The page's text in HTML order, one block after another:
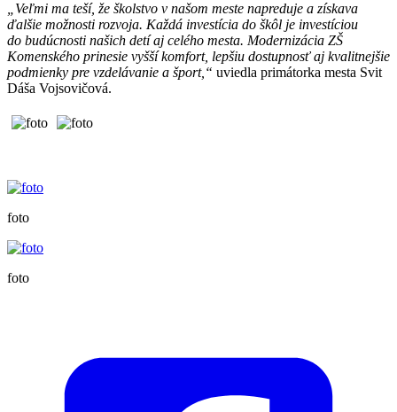
„Veľmi ma teší, že školstvo v našom meste napreduje a získava
ďalšie možnosti rozvoja. Každá investícia do škôl je investíciou
do budúcnosti našich detí aj celého mesta. Modernizácia ZŠ
Komenského prinesie vyšší komfort, lepšiu dostupnosť aj kvalitnejšie
podmienky pre vzdelávanie a šport,“ uviedla primátorka mesta Svit
Dáša Vojsovičová.
foto
foto